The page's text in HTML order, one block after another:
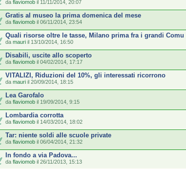
da flaviomob il 11/11/2014, 20:07
Gratis al museo la prima domenica del mese
da flaviomob il 06/11/2014, 23:54
Quali risorse oltre le tasse, Milano prima fra i grandi Comu
da mauri il 13/10/2014, 16:50
Disabili, uscite allo scoperto
da flaviomob il 04/02/2014, 17:17
VITALIZI, Riduzioni del 10%, gli interessati ricorrono
da mauri il 20/09/2014, 18:15
Lea Garofalo
da flaviomob il 19/09/2014, 9:15
Lombardia corrotta
da flaviomob il 14/03/2014, 18:02
Tar: niente soldi alle scuole private
da flaviomob il 06/04/2014, 21:32
In fondo a via Padova...
da flaviomob il 26/11/2013, 15:13